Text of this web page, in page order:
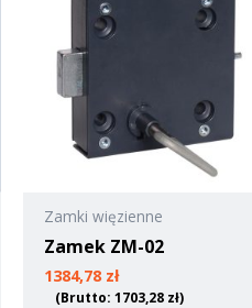
Zamki więzienne
Zamek ZM-02
1384,78 zł
(Brutto: 1703,28 zł)